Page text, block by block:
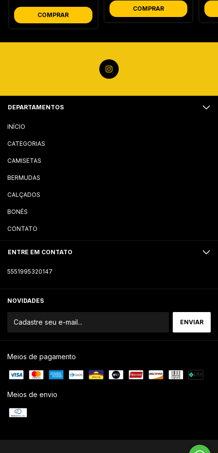
COMPRAR
COMPRAR
DEPARTAMENTOS
INÍCIO
CATEGORIAS
CAMISETAS
BERMUDAS
CALÇADOS
BONÉS
CONTATO
ENTRE EM CONTATO
5551995320147
NOVIDADES
Meios de pagamento
Meios de envio